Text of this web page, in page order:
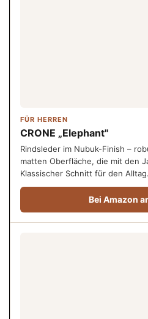
FÜR HERREN
CRONE „Elephant"
Rindsleder im Nubuk-Finish –
matten Oberfläche, die mit den
Klassischer Schnitt für den Alltag.
Bei Amazon